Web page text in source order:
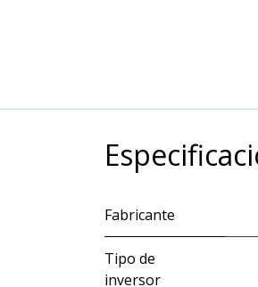
Fabricante
Tipo de
inversor